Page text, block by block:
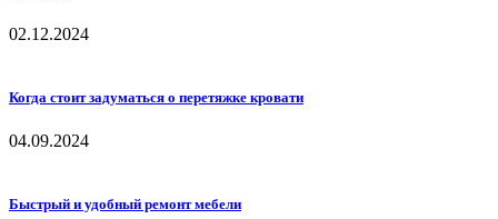
02.12.2024
Когда стоит задуматься о перетяжке кровати
04.09.2024
Быстрый и удобный ремонт мебели